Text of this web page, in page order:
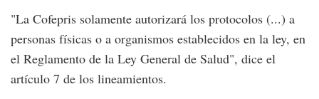
"La Cofepris solamente autorizará los protocolos (...) a
personas físicas o a organismos establecidos en la ley, en
el Reglamento de la Ley General de Salud", dice el
artículo 7 de los lineamientos.